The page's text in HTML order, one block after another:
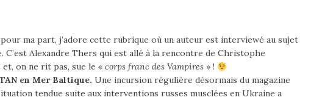
pour ma part, j’adore cette rubrique où un auteur est interviewé au sujet
C’est Alexandre Thers qui est allé à la rencontre de Christophe
on ne rit pas, sue le « corps franc des Vampires » !
en Mer Baltique. Une incursion régulière désormais du magazine
tendue suite aux interventions russes musclées en Ukraine a